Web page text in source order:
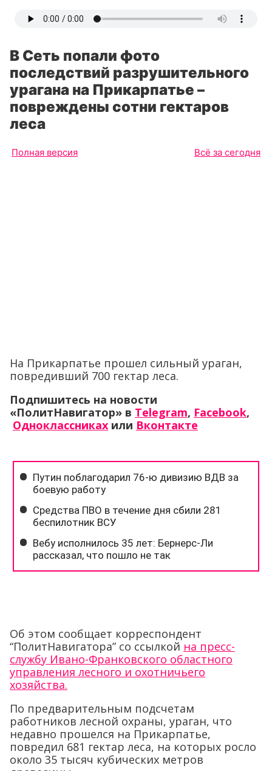
В Сеть попали фото
последствий разрушительного
урагана на Прикарпатье –
повреждены сотни гектаров
леса
Полная версия Всё за сегодня
На Прикарпатье прошел сильный ураган,
повредивший 700 гектар леса.
Подпишитесь на новости
«ПолитНавигатор» в Telegram, Facebook,
Одноклассниках или Вконтакте
Об этом сообщает корреспондент
“ПолитНавигатора” со ссылкой на пресс-
службу Ивано-Франковского областного
управления лесного и охотничьего
хозяйства.
По предварительным подсчетам
работников лесной охраны, ураган, что
недавно прошелся на Прикарпатье,
повредил 681 гектар леса, на которых росло
около 35 тысяч кубических метров